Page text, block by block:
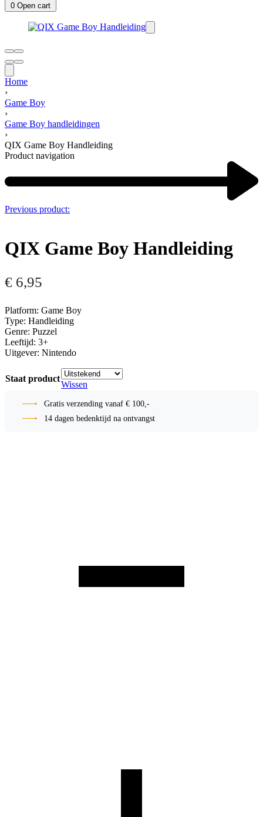
0 Open cart
Home
›
Game Boy
›
Game Boy handleidingen
›
QIX Game Boy Handleiding
Product navigation
Previous product:
QIX Game Boy Handleiding
€ 6,95
Platform: Game Boy
Type: Handleiding
Genre: Puzzel
Leeftijd: 3+
Uitgever: Nintendo
Staat product
Wissen
Gratis verzending vanaf € 100,-
14 dagen bedenktijd na ontvangst